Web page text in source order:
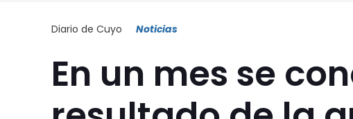
Diario de Cuyo Noticias
En un mes se